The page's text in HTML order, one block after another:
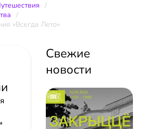
«Всегда Лето»
Свежие
новости